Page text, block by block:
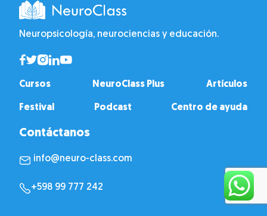
Neuropsicología, neurociencias y educación.
Cursos NeuroClass Plus Artículos
Festival Podcast Centro de ayuda
Contáctanos
info@neuro-class.com
+598 99 777 242